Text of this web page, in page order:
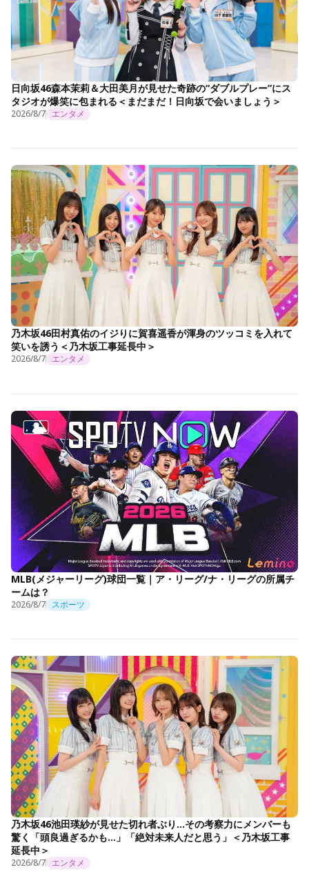
日向坂46森本茉莉＆大田美月が見せた奇跡の“ダブルプレー”にス
タジオが爆笑に包まれる＜まだまだ！日向坂で会いましょう＞
2026/8/7 エンタメ
乃木坂46田村真佑のイジりに賀喜遥香が渾身のツッコミを入れて
笑いを誘う＜乃木坂工事延長中＞
2026/8/7 エンタメ
MLB(メジャーリーグ)球団一覧｜ア・リーグ/ナ・リーグの所属チ
ームは？
2026/8/7 スポーツ
乃木坂46池田瑛紗が見せた切れ者ぶり…その考察力にメンバーも
驚く「頭良過ぎるかも…」「絶対未来人だと思う」＜乃木坂工事
延長中＞
2026/8/7 エンタメ